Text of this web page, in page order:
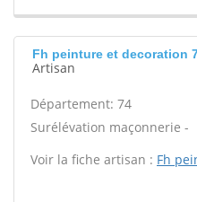
Fh peinture et decoration
Artisan
Département: 74
Surélévation maçonnerie -
Voir la fiche artisan : Fh